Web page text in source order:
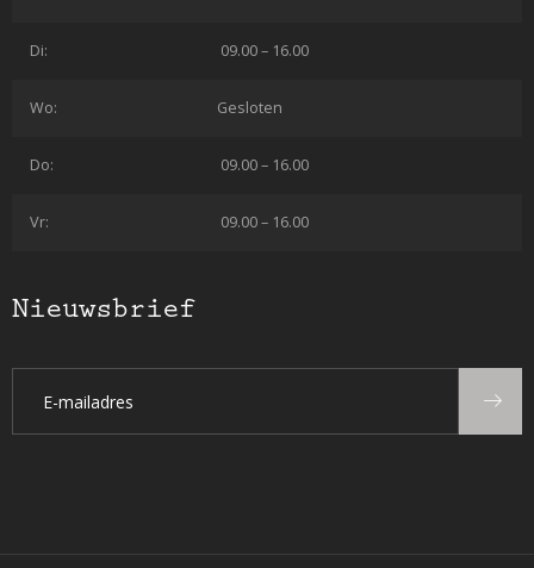
Di: 09.00 – 16.00
Wo: Gesloten
Do: 09.00 – 16.00
Vr: 09.00 – 16.00
Nieuwsbrief